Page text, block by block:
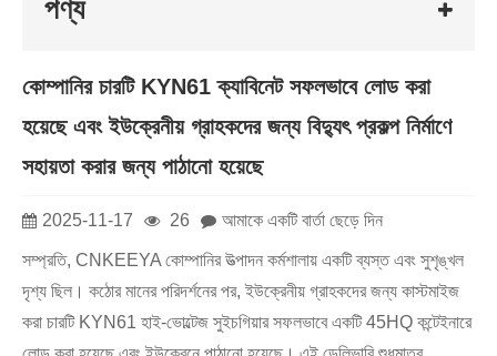
পণ্য
কোম্পানির চারটি KYN61 ক্যাবিনেট সফলভাবে লোড করা
হয়েছে এবং ইউক্রেনীয় গ্রাহকদের জন্য বিদ্যুৎ প্রকল্প নির্মাণে
সহায়তা করার জন্য পাঠানো হয়েছে
2025-11-17 26 আমাকে একটি বার্তা ছেড়ে দিন
সম্প্রতি, CNKEEYA কোম্পানির উত্পাদন কর্মশালায় একটি ব্যস্ত এবং সুশৃঙ্খল
দৃশ্য ছিল। কঠোর মানের পরিদর্শনের পর, ইউক্রেনীয় গ্রাহকদের জন্য কাস্টমাইজ
করা চারটি KYN61 হাই-ভোল্টেজ সুইচগিয়ার সফলভাবে একটি 45HQ কন্টেইনারে